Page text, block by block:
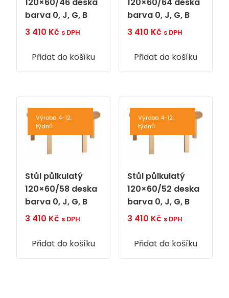
barva 0, J, G, B
3 410 Kč s DPH
Přidat do košíku
barva 0, J, G, B
3 410 Kč s DPH
Přidat do košíku
Výroba 4-12.
týdnů
Stůl půlkulatý
120×60/58 deska
barva 0, J, G, B
3 410 Kč s DPH
Přidat do košíku
Výroba 4-12.
týdnů
Stůl půlkulatý
120×60/52 deska
barva 0, J, G, B
3 410 Kč s DPH
Přidat do košíku